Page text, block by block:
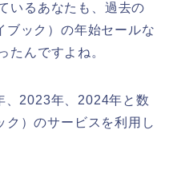
いるあなたも、過去の
ック）の年始セールな
たんですよね。
、2023年、2024年と数
）のサービスを利用し